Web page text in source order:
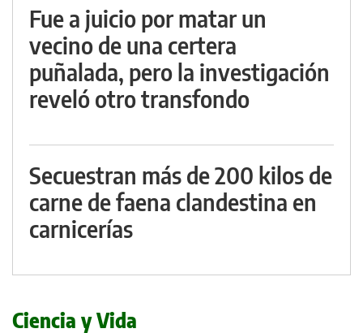
Fue a juicio por matar un
vecino de una certera
puñalada, pero la investigación
reveló otro transfondo
Secuestran más de 200 kilos de
carne de faena clandestina en
carnicerías
Ciencia y Vida